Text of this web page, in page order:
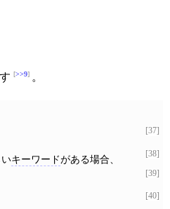
>>9 。
[37]
[38]
[39]
キーワードがある場合、
[40]